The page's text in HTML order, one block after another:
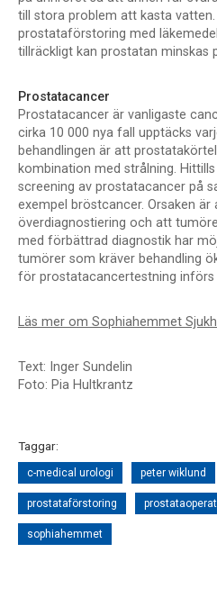
till stora problem att kasta
prostataförstoring med
tillräckligt kan prostatan minskas
Prostatacancer
Prostatacancer är vanligaste
cirka 10 000 nya fall upptäcks
behandlingen är att
kombination med strålning.
screening av prostatacancer på
exempel bröstcancer. Orsaken
överdiagnostiering och att
med förbättrad diagnostik har
tumörer som kräver behandling
för prostatacancertestning införs
Läs mer om Sophiahemmet
Text: Inger Sundelin
Foto: Pia Hultkrantz
Taggar:
c-medical urologi peter wiklund
prostataförstoring
sophiahemmet